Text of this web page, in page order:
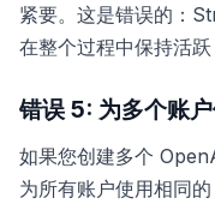
紧要。这是错误的：
在整个过程中保持活
错误 5: 为多个账
如果您创建多个
为所有账户使用相同